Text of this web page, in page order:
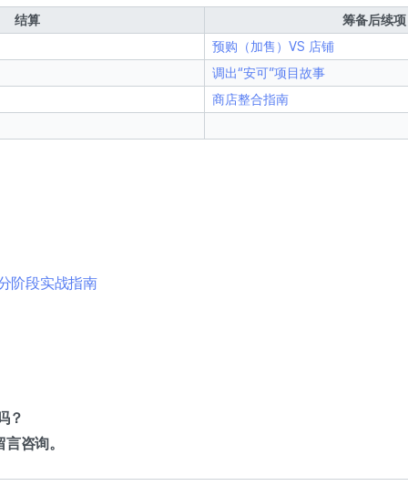
结算
筹备后续
预购（加售）VS 店铺
调出“安可”项目故事
商店整合指南
阶段实战指南
？
咨询。